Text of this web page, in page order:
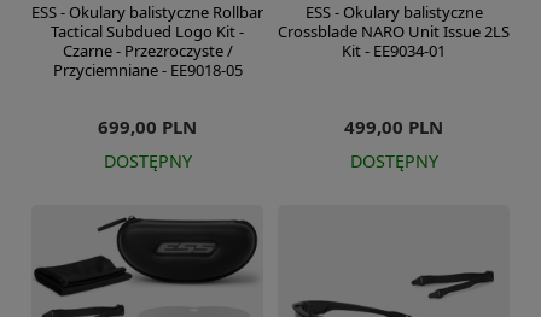
ESS - Okulary balistyczne Rollbar
Tactical Subdued Logo Kit -
Czarne - Przezroczyste /
Przyciemniane - EE9018-05
699,00 PLN
DOSTĘPNY
ESS - Okulary balistyczne
Crossblade NARO Unit Issue 2LS
Kit - EE9034-01
499,00 PLN
DOSTĘPNY